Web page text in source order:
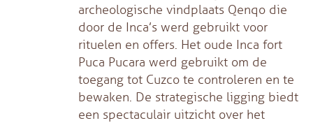
archeologische vindplaats Qenqo die
door de Inca’s werd gebruikt voor
rituelen en offers. Het oude Inca fort
Puca Pucara werd gebruikt om de
toegang tot Cuzco te controleren en te
bewaken. De strategische ligging biedt
een spectaculair uitzicht over het